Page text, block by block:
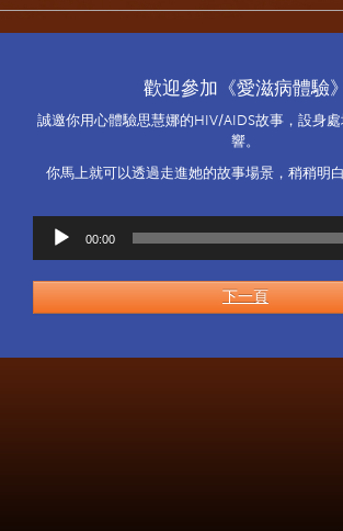
歡迎參加《愛滋病體驗》
誠邀你用心體驗思慧娜的HIV/AIDS故事，設身
響。
你馬上就可以透過走進她的故事場景，稍稍明
訊
放
器
00:00
下一頁